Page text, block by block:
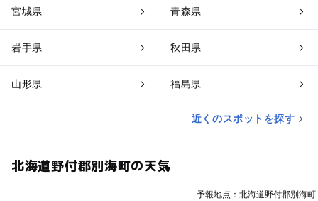
宮城県 青森県
岩手県 秋田県
山形県 福島県
近くのスポットを探す
北海道野付郡別海町の天気
予報地点：北海道野付郡別海町